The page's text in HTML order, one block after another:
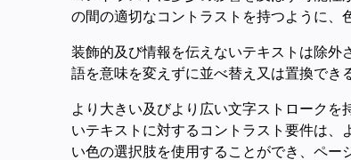
の間の適切なコントラストを持つように、
装飾的及び情報を伝えないテキストは除外
語を意味を変えずに並べ替え又は置換でき
より大きい及びより広い文字ストローク
いテキストに対するコントラスト要件は
い色の選択肢を使用することができ、ペー